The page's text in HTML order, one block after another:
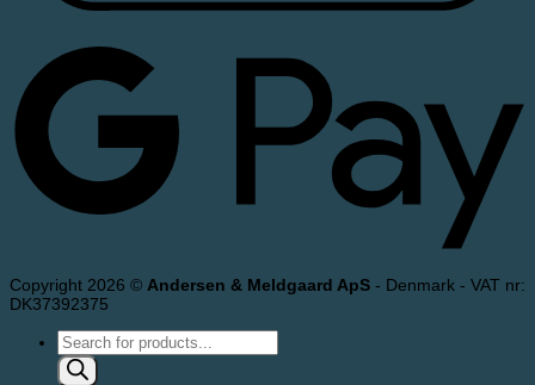
Copyright 2026 © Andersen & Meldgaard ApS - Denmark - VAT nr:
DK37392375
Products
search